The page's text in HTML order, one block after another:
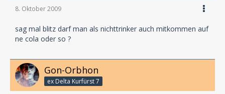
8. Oktober 2009
sag mal blitz darf man als nichttrinker auch mitkommen auf
ne cola oder so ?
Gon-Orbhon
ex Delta Kurfürst 7